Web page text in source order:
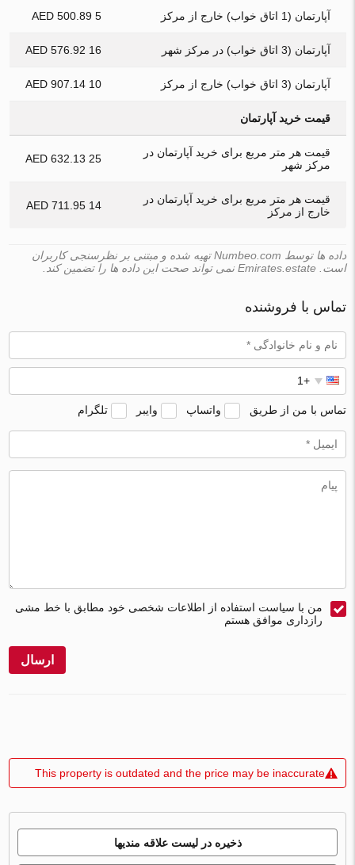
آپارتمان (1 اتاق خواب) خارج از مرکز 5 500.89 AED
آپارتمان (3 اتاق خواب) در مرکز شهر 16 576.92 AED
آپارتمان (3 اتاق خواب) خارج از مرکز 10 907.14 AED
قیمت خرید آپارتمان
قیمت هر متر مربع برای خرید آپارتمان در
مرکز شهر
25 632.13 AED
قیمت هر متر مربع برای خرید آپارتمان در
خارج از مرکز
14 711.95 AED
داده ها توسط Numbeo.com تهیه شده و مبتنی بر نظرسنجی کاربران
است. Emirates.estate نمی تواند صحت این داده ها را تضمین کند.
تماس با فروشنده
تماس با من از طریق واتساپ وایبر تلگرام
من با سیاست استفاده از اطلاعات شخصی خود مطابق با خط مشی
رازداری موافق هستم
ارسال
This property is outdated and the price may be inaccurate
ذخیره در لیست علاقه مندیها